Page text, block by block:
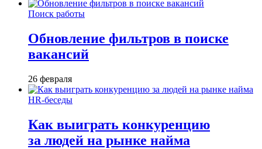
Поиск работы
Обновление фильтров в поиске
вакансий
26 февраля
HR-беседы
Как выиграть конкуренцию
за людей на рынке найма